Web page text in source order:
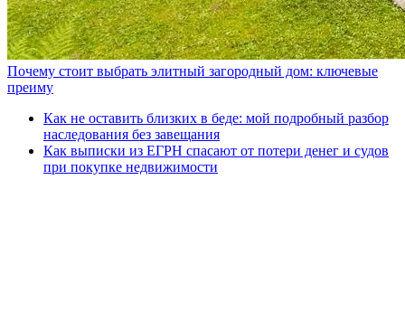
Почему стоит выбрать элитный загородный дом: ключевые
преиму
Как не оставить близких в беде: мой подробный разбор
наследования без завещания
Как выписки из ЕГРН спасают от потери денег и судов
при покупке недвижимости